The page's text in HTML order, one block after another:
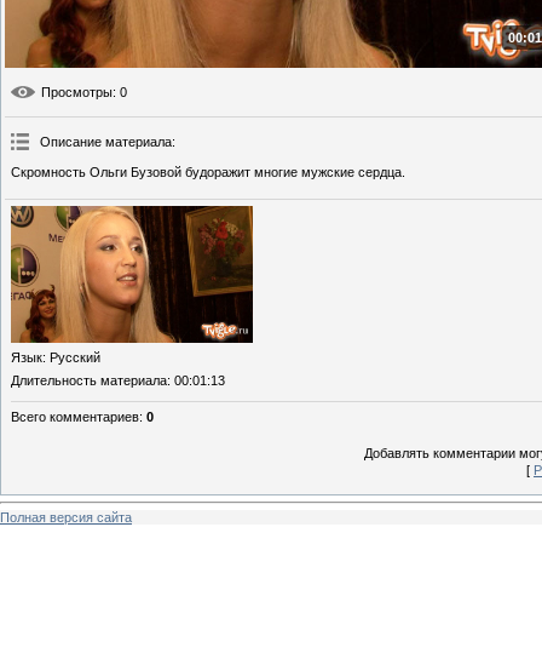
Просмотры: 0
Описание материала:
Скромность Ольги Бузовой будоражит многие мужские сердца.
Язык: Русский
Длительность материала: 00:01:13
Всего комментариев: 0
Добавлять комментарии
[
Полная версия сайта